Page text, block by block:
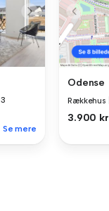
|3
Se mere
Odense
Rækkehus
3.900 kr